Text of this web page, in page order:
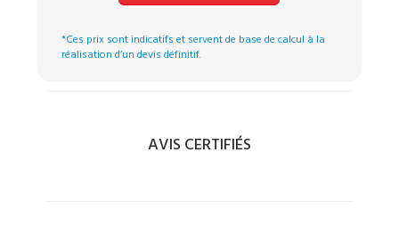
*Ces prix sont indicatifs et servent de base de calcul à la
réalisation d’un devis définitif.
AVIS CERTIFIÉS